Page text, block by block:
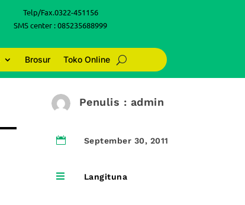
Telp/Fax.0322-451156
SMS center : 085235688999
Brosur Toko Online
Penulis : admin
 September 30, 2011
 Langituna